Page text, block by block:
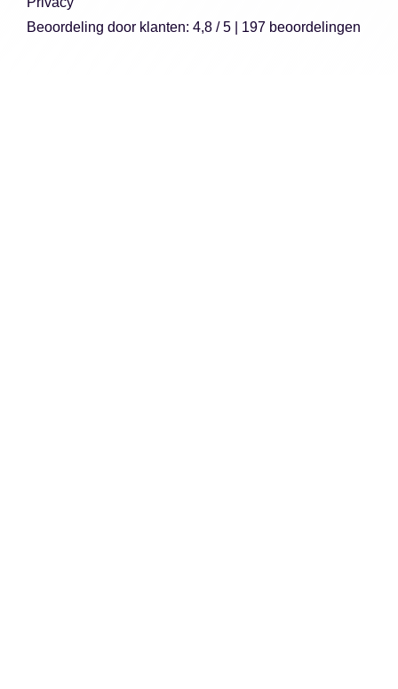
Beoordeling door klanten: 4,8 /5 197 beoordelingen